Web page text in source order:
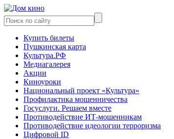
Купить билеты
Пушкинская карта
Культура.РФ
Медиагалерея
Акции
Киноуроки
Национальный проект «Культура»
Профилактика мошенничества
Госуслуги. Решаем вместе
Противодействие ИТ-мошенникам
Противодействие идеологии терроризма
Цифровой ID